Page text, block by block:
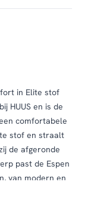
in Elite stof
HUUS en is de
comfortabele
stof en straalt
de afgeronde
past de Espen
van modern en